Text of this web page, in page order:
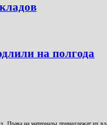
на полгода
на материалы принадлежат их